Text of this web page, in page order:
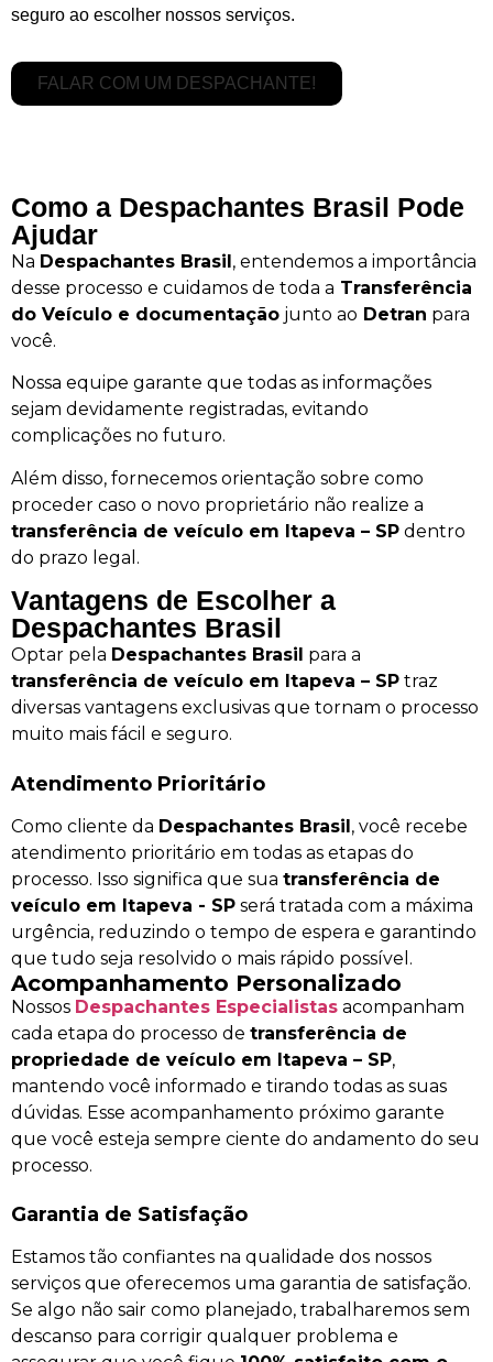
seguro ao escolher nossos serviços.
FALAR COM UM DESPACHANTE!
Como a Despachantes Brasil Pode
Ajudar
Na Despachantes Brasil, entendemos a importância
desse processo e cuidamos de toda a Transferência
do Veículo e documentação junto ao Detran para
você.
Nossa equipe garante que todas as informações
sejam devidamente registradas, evitando
complicações no futuro.
Além disso, fornecemos orientação sobre como
proceder caso o novo proprietário não realize a
transferência de veículo em Itapeva – SP dentro
do prazo legal.
Vantagens de Escolher a
Despachantes Brasil
Optar pela Despachantes Brasil para a
transferência de veículo em Itapeva – SP traz
diversas vantagens exclusivas que tornam o processo
muito mais fácil e seguro.
Atendimento Prioritário
Como cliente da Despachantes Brasil, você recebe
atendimento prioritário em todas as etapas do
processo. Isso significa que sua transferência de
veículo em Itapeva - SP será tratada com a máxima
urgência, reduzindo o tempo de espera e garantindo
que tudo seja resolvido o mais rápido possível.
Acompanhamento Personalizado
Nossos Despachantes Especialistas acompanham
cada etapa do processo de transferência de
propriedade de veículo em Itapeva – SP,
mantendo você informado e tirando todas as suas
dúvidas. Esse acompanhamento próximo garante
que você esteja sempre ciente do andamento do seu
processo.
Garantia de Satisfação
Estamos tão confiantes na qualidade dos nossos
serviços que oferecemos uma garantia de satisfação.
Se algo não sair como planejado, trabalharemos sem
descanso para corrigir qualquer problema e